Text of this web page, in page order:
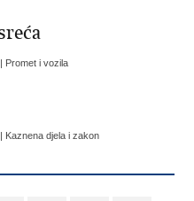
Promet i vozila
Kaznena djela i zakon